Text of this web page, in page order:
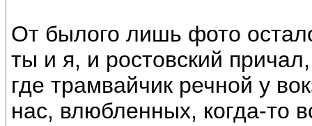
От былого лишь фото
ты и я, и ростовский причал,
где трамвайчик речной у
нас, влюбленных, когда-то